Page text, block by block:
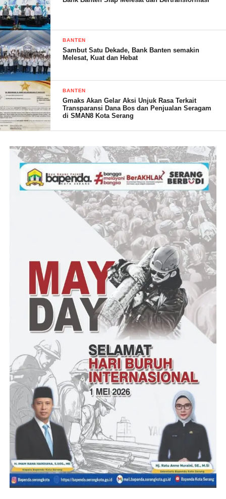
Saat diwawancara oleh awak media melalui telepon selular
(4/1/23) Hendra pun mengatakan bahwa statement Jimly saat ini
bertolak belakang dengan apa yang dikatakannya delapan tahun
yang lalu ( dikutip dari Tempo, Rabu 8 Oktober 2014 ), sehingga
Hendra berasumi bahwa statement Jimly saat ini karena ada
unsur kepentingan pribadi atau golongan.
untuk diketahui bahwa jauh sebelumnya, Jimly punya pendapat
lain yang bertolak belakang dengan pernyataannya saat ini. Kala
itu, Jimly pernah mengatakan, bahwa pemakzulan sulit terjadi
selama Presiden tidak terbukti melanggar hukum dan korupsi.
“Membutuhkan persetujuan tiga per empat anggota MPR untuk
melakukannya, sulit dibayangkan pemakzulan terjadi di
Indonesia,” ujarnya seperti dikutip dari Tempo, Rabu 8/10/2014.
(Suprani/RG)
BANTEN
Sambut Satu Dekade, Bank Banten semakin
Melesat, Kuat dan Hebat
BANTEN
Gmaks Akan Gelar Aksi Unjuk Rasa Terkait
Transparansi Dana Bos dan Penjualan Seragam
di SMAN8 Kota Serang